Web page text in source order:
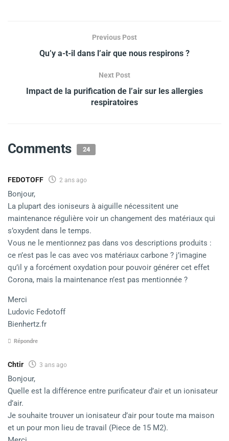
Previous Post
Qu’y a-t-il dans l’air que nous respirons ?
Next Post
Impact de la purification de l’air sur les allergies
respiratoires
Comments 24
FEDOTOFF 2 ans ago
Bonjour,
La plupart des ioniseurs à aiguille nécessitent une
maintenance régulière voir un changement des matériaux qui
s’oxydent dans le temps.
Vous ne le mentionnez pas dans vos descriptions produits :
ce n’est pas le cas avec vos matériaux carbone ? j’imagine
qu’il y a forcément oxydation pour pouvoir générer cet effet
Corona, mais la maintenance n’est pas mentionnée ?
Merci
Ludovic Fedotoff
Bienhertz.fr
Répondre
Chtir 3 ans ago
Bonjour,
Quelle est la différence entre purificateur d’air et un ionisateur
d’air.
Je souhaite trouver un ionisateur d’air pour toute ma maison
et un pour mon lieu de travail (Piece de 15 M2).